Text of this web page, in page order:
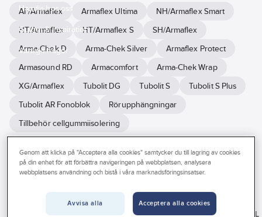
Handla hos oss
Guider & inspiration
Vanliga frågor
AF/Armaflex Armaflex Ultima
NH/Armaflex Smart
HT/Armaflex
HT/Armaflex S
SH/Armaflex
Arma-Chek D
Arma-Chek Silver
Armaflex Protect
Armasound RD
Armacomfort
Arma-Chek Wrap
XG/Armaflex
Tubolit DG Tubolit S
Tubolit S Plus
Tubolit AR Fonoblok
Rörupphängningar
Tillbehör cellgummiisolering
Varumärke Lagerförd
Se
alla Produkter (106)
ARMACELL ARMACELL
Genom att klicka på "Acceptera alla cookies" samtycker du till lagring av cookies
på din enhet för att förbättra navigeringen på webbplatsen, analysera
webbplatsens användning och bistå i våra marknadsföringsinsatser.
Avvisa alla Acceptera alla cookies